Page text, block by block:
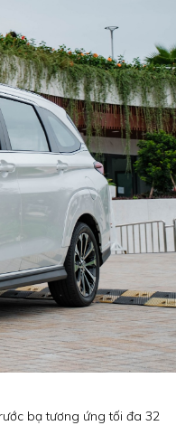
bạ tương ứng tối đa 32